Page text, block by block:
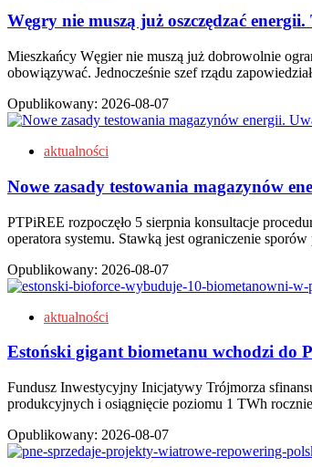
Węgry nie muszą już oszczędzać
Mieszkańcy Węgier nie muszą już dobrowolnie
obowiązywać. Jednocześnie szef rządu
Opublikowany: 2026-08-07
aktualności
Nowe zasady testowania magazynów
PTPiREE rozpoczęło 5 sierpnia konsultacje
operatora systemu. Stawką jest ograniczenie
Opublikowany: 2026-08-07
aktualności
Estoński gigant biometanu wchodzi do
Fundusz Inwestycyjny Inicjatywy Trójmorza
produkcyjnych i osiągnięcie poziomu 1 TWh
Opublikowany: 2026-08-07